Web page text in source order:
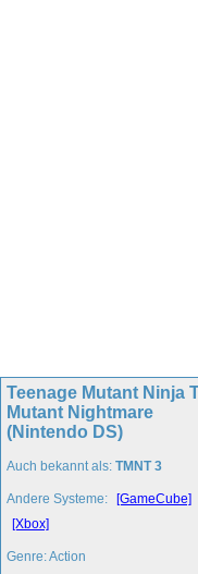
Teenage Mutant Ninja
Mutant Nightmare
(Nintendo DS)
Auch bekannt als: TMNT 3
Andere Systeme: [GameCube]
[Xbox]
Genre: Action